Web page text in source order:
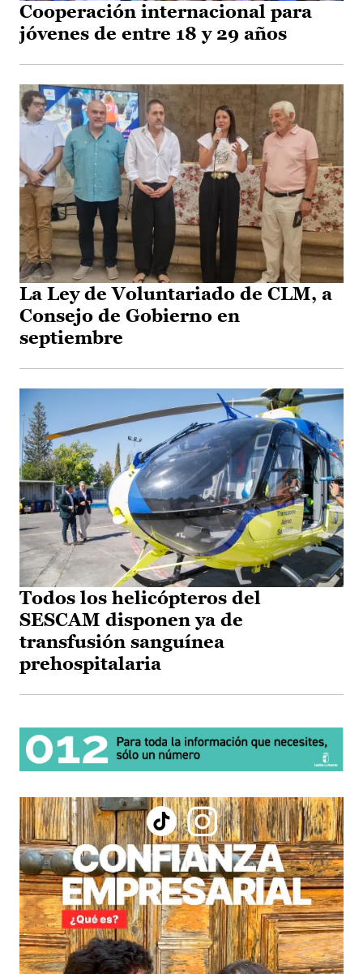
Cooperación internacional para
jóvenes de entre 18 y 29 años
La Ley de Voluntariado de CLM, a
Consejo de Gobierno en
septiembre
Todos los helicópteros del
SESCAM disponen ya de
transfusión sanguínea
prehospitalaria